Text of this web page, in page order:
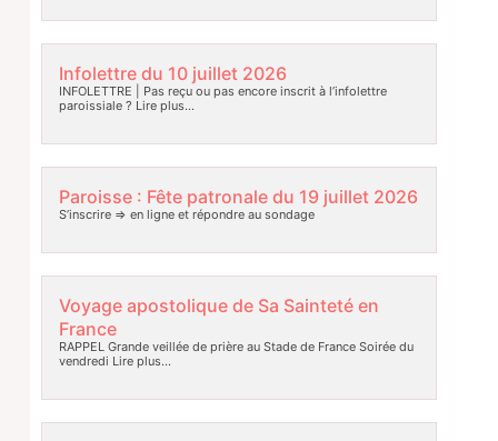
Infolettre du 10 juillet 2026
INFOLETTRE | Pas reçu ou pas encore inscrit à l’infolettre
paroissiale ? Lire plus…
Paroisse : Fête patronale du 19 juillet 2026
S’inscrire => en ligne et répondre au sondage
Voyage apostolique de Sa Sainteté en
France
RAPPEL Grande veillée de prière au Stade de France Soirée du
vendredi Lire plus…